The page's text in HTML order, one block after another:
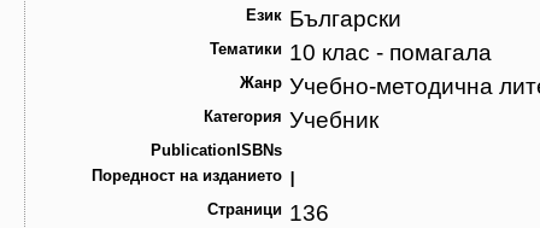
Език Български
Тематики 10 клас - помагала
Жанр Учебно-методична
Категория Учебник
PublicationISBNs
Поредност на изданието I
Страници 136